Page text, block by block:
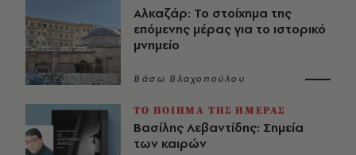
Αλκαζάρ: Το στοίχημα της
επόμενης μέρας για το ιστορικό
μνημείο
Βάσω Βλαχοπούλου
ΤΟ ΠΟΙΗΜΑ ΤΗΣ ΗΜΕΡΑΣ
Βασίλης Λεβαντίδης: Σημεία
των καιρών